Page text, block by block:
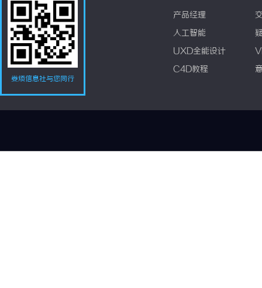
娄烦信息社与您同行
产品经理
人工智能
UXD全能设计
C4D教程